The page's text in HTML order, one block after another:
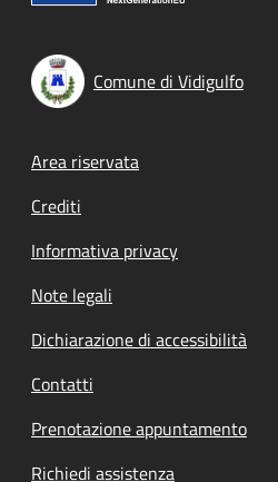
Comune di Vidigulfo
Footer menu
Area riservata
Crediti
Informativa privacy
Note legali
Dichiarazione di accessibilità
Contatti
Prenotazione appuntamento
Richiedi assistenza